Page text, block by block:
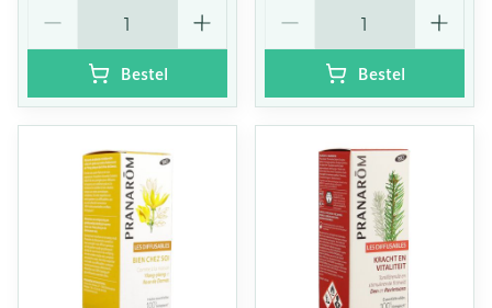
Bestel Bestel